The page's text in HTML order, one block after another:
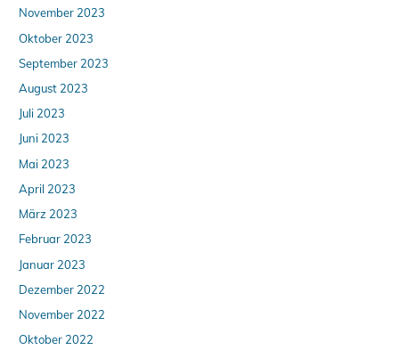
November 2023
Oktober 2023
September 2023
August 2023
Juli 2023
Juni 2023
Mai 2023
April 2023
März 2023
Februar 2023
Januar 2023
Dezember 2022
November 2022
Oktober 2022